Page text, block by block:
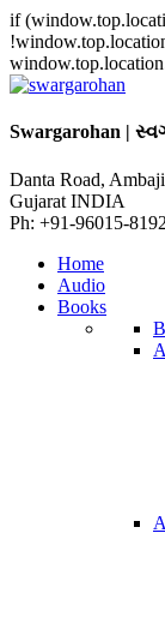
if
Swargarohan |
Danta Road,
Gujarat INDIA
Ph: +91-96015-
Home
Audio
Books